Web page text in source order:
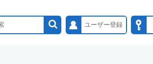
ユーザー登録